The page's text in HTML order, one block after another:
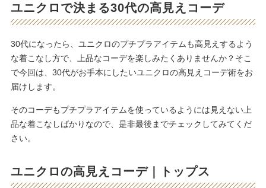
ユニクロで決まる30代の高見えコーデ
30代になったら、ユニクロのプチプラアイテムも高見えするよう
な着こなし方で、上品なコーデを楽しみたくありませんか？そこ
で今回は、30代がお手本にしたいユニクロの高見えコーデ術をお
届けします。
そのコーデもプチプラアイテムを使っているようには見えない上
品な着こなしばかりなので、是非最後までチェックしてみてくだ
さい。
ユニクロの高見えコーデ｜トップス